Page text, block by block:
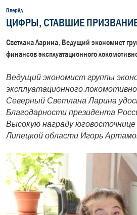
Вперёд
ЦИФРЫ, СТАВШИЕ
Светлана Ларина, Ведущий экономист
финансов эксплуатационного
Ведущий экономист группы
эксплуатационного
Северный Светлана Ларина
Благодарности президента
Высокую награду юговосточнице
Липецкой области Игорь